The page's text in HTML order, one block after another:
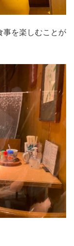
事を楽しむことが